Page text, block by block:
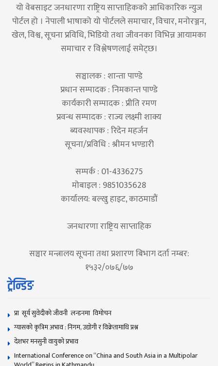
यो वेबसाइट जनधारणा राष्ट्रिय साप्ताहिकको आधिकारिक न्युज
पोर्टल हो । नेपाली भाषाको यो पोर्टलले समाचार, विचार, मनोरञ्जन,
खेल, विश्व, सूचना प्रविधि, भिडियो तथा जीवनका विभिन्न आयामका
समाचार र विश्लेषणलाई समेट्छ।
सञ्चालक : शान्ता पाण्डे
प्रधान सम्पादक : निमकान्त पाण्डे
कार्यकारी सम्पादक : प्रीति रमण
प्रवन्ध सम्पादक : राज्य लक्ष्मी शाक्य
ब्यवस्थापक : रिदेन महर्जन
सूचना/प्रविधि : श्रीमन भण्डारी
सम्पर्क : 01-4336275
मोबाइल : 9851035628
कार्यालय: बल्खु हाइट, काठमाडौं
जनधारणा राष्ट्रिय साप्ताहिक
सञ्चार मन्त्रालय सूचना तथा प्रशारण बिभाग दर्ता नम्बर:
१५३२/०७६/७७
ट्रेन्डिङ
प्रा सूर्य सुवेदीको जीवनी लन्डनमा विमोचन
ग्यासको कृत्रिम अभाव : निगम, उद्योगी र विक्रेतामाथि प्रश्न
देशभर मनसुनी वायुको प्रभाव
International Conference on “China and South Asia in a Multipolar